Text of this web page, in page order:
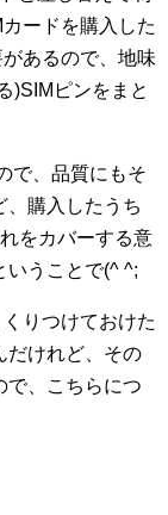
ードを購入した
あるので、地味
)SIMピンをまと
で、品質にもそ
、購入したうち
をカバーする意
いうことで(^ ^;
りつけておけた
だけれど、その
で、こちらにつ